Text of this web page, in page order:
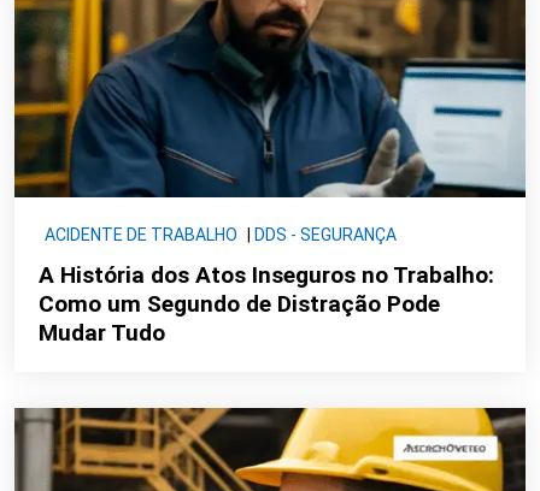
ACIDENTE DE TRABALHO DDS - SEGURANÇA
A História dos Atos Inseguros no Trabalho:
Como um Segundo de Distração Pode
Mudar Tudo